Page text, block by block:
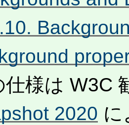
仕様は W3C
2020 に